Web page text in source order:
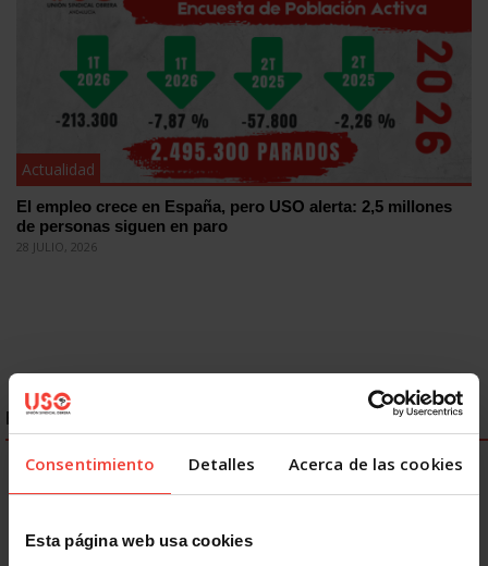
Consentimiento Detalles Acerca de las cookies
Esta página web usa cookies
Actualidad
El empleo crece en España, pero USO alerta: 2,5 millones
de personas siguen en paro
28 JULIO, 2026
ENLACES DESTACADOS